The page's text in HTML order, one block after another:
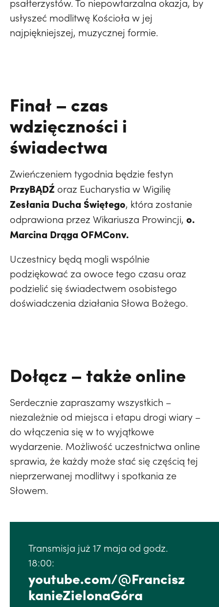
psałterzystów. To niepowtarzalna okazja, by
usłyszeć modlitwę Kościoła w jej
najpiękniejszej, muzycznej formie.
Finał – czas
wdzięczności i
świadectwa
Zwieńczeniem tygodnia będzie festyn
PrzyBĄDŹ oraz Eucharystia w Wigilię
Zesłania Ducha Świętego, która zostanie
odprawiona przez Wikariusza Prowincji, o.
Marcina Drąga OFMConv.
Uczestnicy będą mogli wspólnie
podziękować za owoce tego czasu oraz
podzielić się świadectwem osobistego
doświadczenia działania Słowa Bożego.
Dołącz – także online
Serdecznie zapraszamy wszystkich –
niezależnie od miejsca i etapu drogi wiary –
do włączenia się w to wyjątkowe
wydarzenie. Możliwość uczestnictwa online
sprawia, że każdy może stać się częścią tej
nieprzerwanej modlitwy i spotkania ze
Słowem.
Transmisja już 17 maja od godz.
18:00:
youtube.com/@Francisz
kanieZielonaGóra